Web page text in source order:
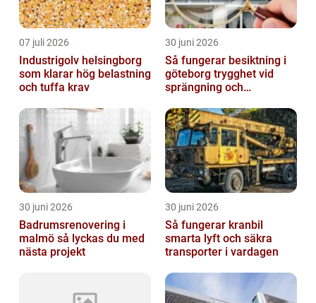
07 juli 2026
Industrigolv helsingborg
som klarar hög belastning
och tuffa krav
30 juni 2026
Så fungerar besiktning i
göteborg trygghet vid
sprängning och
30 juni 2026
Badrumsrenovering i
malmö så lyckas du med
nästa projekt
30 juni 2026
Så fungerar kranbil
smarta lyft och säkra
transporter i vardagen